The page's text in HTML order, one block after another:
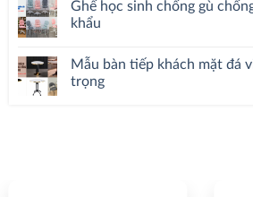
Ghế học sinh chống gù
khẩu
Mẫu bàn tiếp khách mặt đá
trọng